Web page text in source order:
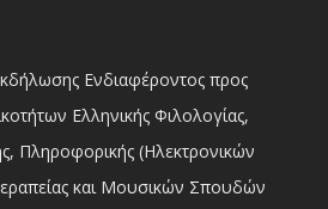
Ενδιαφέροντος προς
Ελληνικής Φιλολογίας,
Πληροφορικής (Ηλεκτρονικών
και Μουσικών Σπουδών